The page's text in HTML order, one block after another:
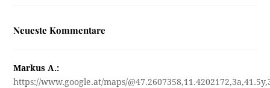
Neueste Kommentare
Markus A.:
https://www.google.at/maps/